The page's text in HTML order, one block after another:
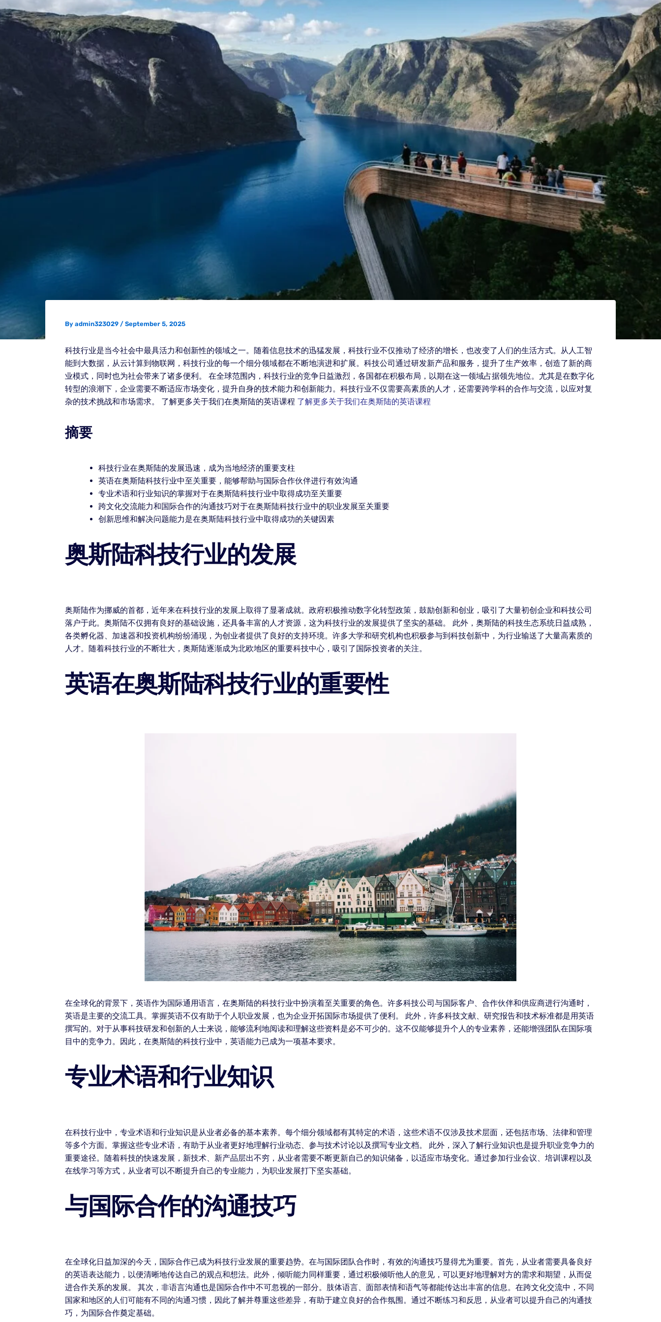
By admin323029 / September 5, 2025
科技行业是当今社会中最具活力和创新性的领域之一。随着信息技术的迅猛发展，科技行业不仅推动了经济的增长，也改变了人们的生活方式。从人工智
能到大数据，从云计算到物联网，科技行业的每一个细分领域都在不断地演进和扩展。科技公司通过研发新产品和服务，提升了生产效率，创造了新的商
业模式，同时也为社会带来了诸多便利。 在全球范围内，科技行业的竞争日益激烈，各国都在积极布局，以期在这一领域占据领先地位。尤其是在数字化
转型的浪潮下，企业需要不断适应市场变化，提升自身的技术能力和创新能力。科技行业不仅需要高素质的人才，还需要跨学科的合作与交流，以应对复
杂的技术挑战和市场需求。 了解更多关于我们在奥斯陆的英语课程 了解更多关于我们在奥斯陆的英语课程
摘要
科技行业在奥斯陆的发展迅速，成为当地经济的重要支柱
英语在奥斯陆科技行业中至关重要，能够帮助与国际合作伙伴进行有效沟通
专业术语和行业知识的掌握对于在奥斯陆科技行业中取得成功至关重要
跨文化交流能力和国际合作的沟通技巧对于在奥斯陆科技行业中的职业发展至关重要
创新思维和解决问题能力是在奥斯陆科技行业中取得成功的关键因素
奥斯陆科技行业的发展
奥斯陆作为挪威的首都，近年来在科技行业的发展上取得了显著成就。政府积极推动数字化转型政策，鼓励创新和创业，吸引了大量初创企业和科技公司
落户于此。奥斯陆不仅拥有良好的基础设施，还具备丰富的人才资源，这为科技行业的发展提供了坚实的基础。 此外，奥斯陆的科技生态系统日益成熟，
各类孵化器、加速器和投资机构纷纷涌现，为创业者提供了良好的支持环境。许多大学和研究机构也积极参与到科技创新中，为行业输送了大量高素质的
人才。随着科技行业的不断壮大，奥斯陆逐渐成为北欧地区的重要科技中心，吸引了国际投资者的关注。
英语在奥斯陆科技行业的重要性
在全球化的背景下，英语作为国际通用语言，在奥斯陆的科技行业中扮演着至关重要的角色。许多科技公司与国际客户、合作伙伴和供应商进行沟通时，
英语是主要的交流工具。掌握英语不仅有助于个人职业发展，也为企业开拓国际市场提供了便利。 此外，许多科技文献、研究报告和技术标准都是用英语
撰写的。对于从事科技研发和创新的人士来说，能够流利地阅读和理解这些资料是必不可少的。这不仅能够提升个人的专业素养，还能增强团队在国际项
目中的竞争力。因此，在奥斯陆的科技行业中，英语能力已成为一项基本要求。
专业术语和行业知识
在科技行业中，专业术语和行业知识是从业者必备的基本素养。每个细分领域都有其特定的术语，这些术语不仅涉及技术层面，还包括市场、法律和管理
等多个方面。掌握这些专业术语，有助于从业者更好地理解行业动态、参与技术讨论以及撰写专业文档。 此外，深入了解行业知识也是提升职业竞争力的
重要途径。随着科技的快速发展，新技术、新产品层出不穷，从业者需要不断更新自己的知识储备，以适应市场变化。通过参加行业会议、培训课程以及
在线学习等方式，从业者可以不断提升自己的专业能力，为职业发展打下坚实基础。
与国际合作的沟通技巧
在全球化日益加深的今天，国际合作已成为科技行业发展的重要趋势。在与国际团队合作时，有效的沟通技巧显得尤为重要。首先，从业者需要具备良好
的英语表达能力，以便清晰地传达自己的观点和想法。此外，倾听能力同样重要，通过积极倾听他人的意见，可以更好地理解对方的需求和期望，从而促
进合作关系的发展。 其次，非语言沟通也是国际合作中不可忽视的一部分。肢体语言、面部表情和语气等都能传达出丰富的信息。在跨文化交流中，不同
国家和地区的人们可能有不同的沟通习惯，因此了解并尊重这些差异，有助于建立良好的合作氛围。通过不断练习和反思，从业者可以提升自己的沟通技
巧，为国际合作奠定基础。